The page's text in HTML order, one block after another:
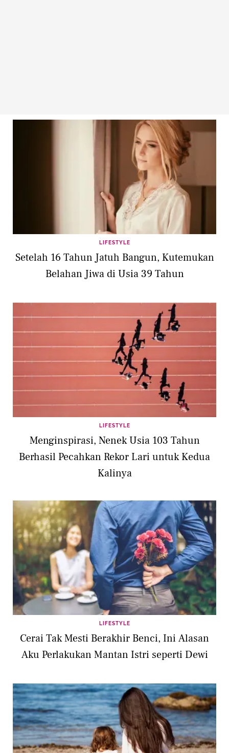
LIFESTYLE
Setelah 16 Tahun Jatuh Bangun, Kutemukan
Belahan Jiwa di Usia 39 Tahun
LIFESTYLE
Menginspirasi, Nenek Usia 103 Tahun
Berhasil Pecahkan Rekor Lari untuk Kedua
Kalinya
LIFESTYLE
Cerai Tak Mesti Berakhir Benci, Ini Alasan
Aku Perlakukan Mantan Istri seperti Dewi